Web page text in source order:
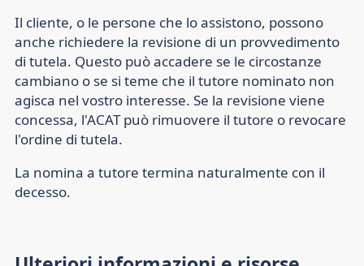
Il cliente, o le persone che lo assistono, possono
anche richiedere la revisione di un provvedimento
di tutela. Questo può accadere se le circostanze
cambiano o se si teme che il tutore nominato non
agisca nel vostro interesse. Se la revisione viene
concessa, l'ACAT può rimuovere il tutore o revocare
l'ordine di tutela.
La nomina a tutore termina naturalmente con il
decesso.